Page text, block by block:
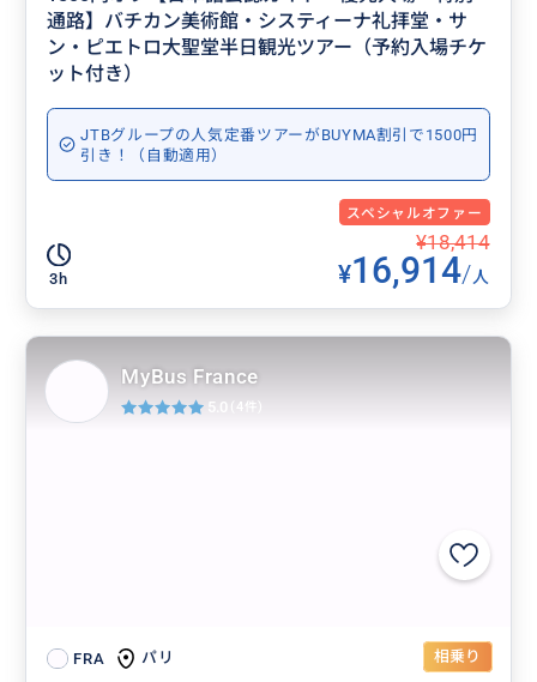
通路】バチカン美術館・システィーナ礼拝堂・サ
ン・ピエトロ大聖堂半日観光ツアー（予約入場チケ
ット付き）
JTBグループの人気定番ツアーがBUYMA割引で1500円
引き！（自動適用）
スペシャルオファー
3h
¥18,414
¥16,914/人
FRA パリ 相乗り
MyBus France
5.0 (4件)